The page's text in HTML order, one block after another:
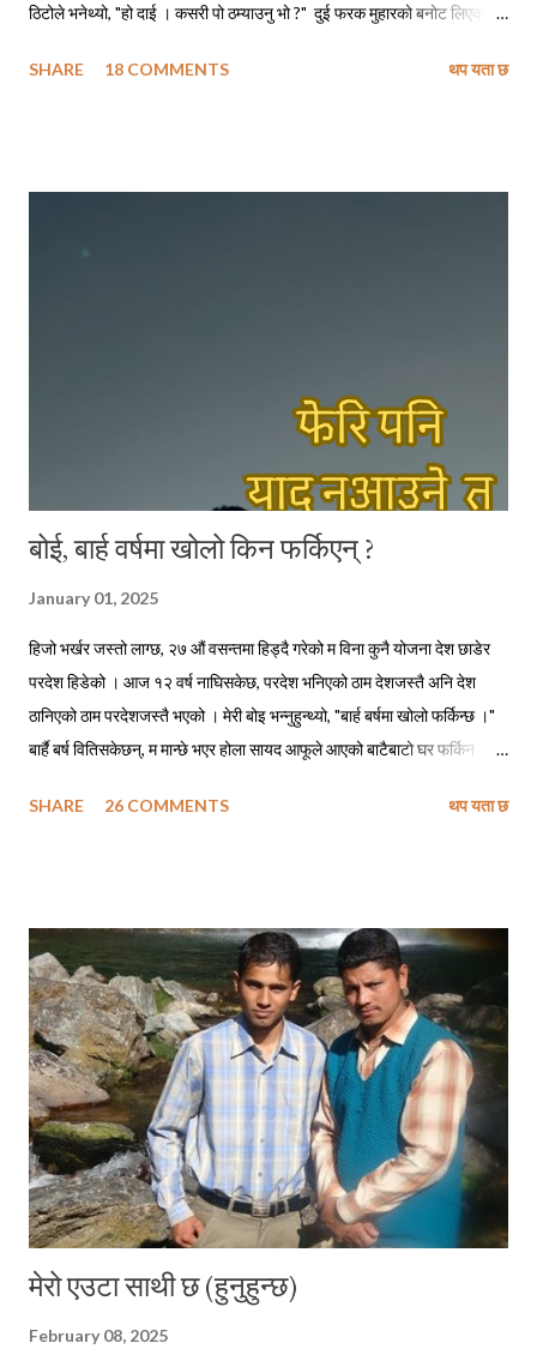
ठिटोले भनेथ्यो, "हो दाई । कसरी पो ठम्याउनु भो ?" दुई फरक मुहारको बनोट लिएका
तिमीहरू नेपाली मैं बातचित गर्दै थियौ नी त । मेरो जवाफ सुनेपछि त्यो ठिटोले कपाल
रहेछन् । आफूलाई भेट्न निम्ता दिएको साथीसँग भेट नभएपछि कामको खोजीमा
SHARE 18 COMMENTS थप यता छ
बोई, बार्ह वर्षमा खोलो किन फर्किएन् ?
January 01, 2025
हिजो भर्खर जस्तो लाग्छ, २७ औं वसन्तमा हिड्दै गरेको म विना कुनै योजना देश छाडेर
परदेश हिडेको । आज १२ वर्ष नाघिसकेछ, परदेश भनिएको ठाम देशजस्तै अनि देश
ठानिएको ठाम परदेशजस्तै भएको । मेरी बोइ भन्नुहुन्थ्यो, "बार्ह बर्षमा खोलो फर्किन्छ ।"
बार्है बर्ष वितिसकेछन्, म मान्छे भएर होला सायद आफूले आएको बाटैबाटो घर फर्किन
फोन गरेर म सोध्दो हुँ, - बोइ बार्ह वर्षमा खोलो कसरी फर्किन्छ ? सिकाइमाग्दो हुँ फर्किने
पक्की घरको दैलोभित्र । दिनहरू यस्ता पनि थिए, जहिले म कविताहरू लेख्ने गर्थेँ
। मेरा कविताहरूमा देश छाड्नेहरूलाई स्वदेशमैं बस्नु भनेर आव्हान हुने गर्थे । अहिले म
तीनै कविताहरूका पात्र बनेर आफैले बाँच्नु परेको परिस्थितीलाई पचाउने प्रयत्न गर्दै...
SHARE 26 COMMENTS थप यता छ
मेरो एउटा साथी छ (हुनुहुन्छ)
February 08, 2025